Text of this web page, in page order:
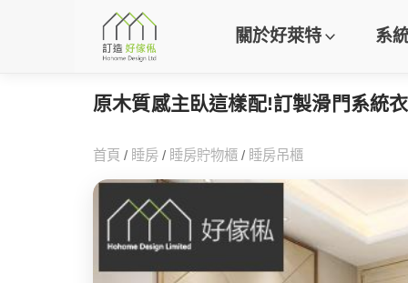
關於好萊特 系
原木質感主臥這樣配!訂製滑門系統
首頁 / 睡房 / 睡房貯物櫃 / 睡房吊櫃